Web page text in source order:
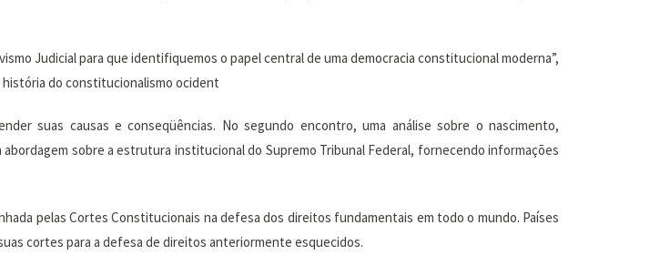
Judicial para que identifiquemos o papel central de uma democracia constitucional moderna”,
história do constitucionalismo ocident
suas causas e conseqüências. No segundo encontro, uma análise sobre o nascimento,
sobre a estrutura institucional do Supremo Tribunal Federal, fornecendo informações
pelas Cortes Constitucionais na defesa dos direitos fundamentais em todo o mundo. Países
cortes para a defesa de direitos anteriormente esquecidos.